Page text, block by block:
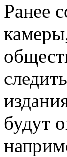
Ранее
будут